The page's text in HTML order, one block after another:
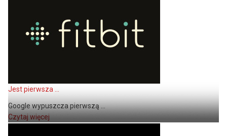
Jest pierwsza ...
Google wypuszcza pierwszą ...
Czytaj więcej